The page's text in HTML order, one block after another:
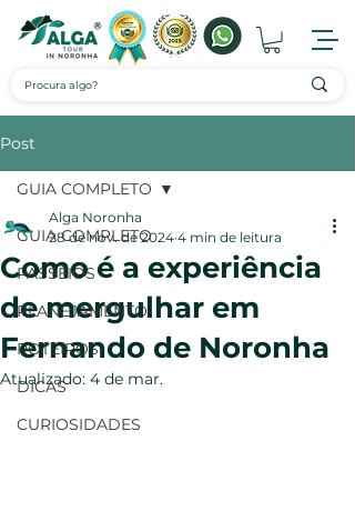
Post
GUIA COMPLETO
PASSEIOS
PLANEJAMENTO
ROTEIROS
DICAS
CURIOSIDADES
GUIA COMPLETO
Como é a experiência
de mergulhar em
Fernando de Noronha
Alga Noronha
28 de nov. de 2024 4 min de leitura
Atualizado: 4 de mar.